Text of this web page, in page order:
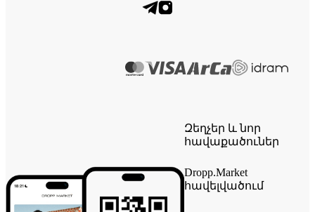
Զեղչեր և նոր
հավաքածուներ
Dropp.Market
հավելվածում